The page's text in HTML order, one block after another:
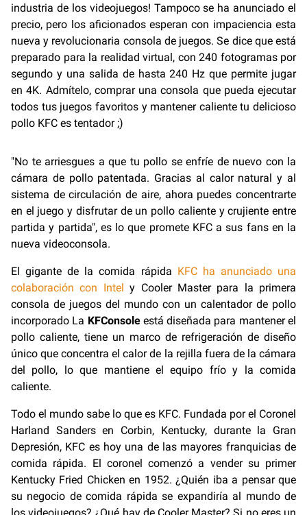
industria de los videojuegos! Tampoco se ha anunciado el
precio, pero los aficionados esperan con impaciencia esta
nueva y revolucionaria consola de juegos. Se dice que está
preparado para la realidad virtual, con 240 fotogramas por
segundo y una salida de hasta 240 Hz que permite jugar
en 4K. Admítelo, comprar una consola que pueda ejecutar
todos tus juegos favoritos y mantener caliente tu delicioso
pollo KFC es tentador ;)
"No te arriesgues a que tu pollo se enfríe de nuevo con la
cámara de pollo patentada. Gracias al calor natural y al
sistema de circulación de aire, ahora puedes concentrarte
en el juego y disfrutar de un pollo caliente y crujiente entre
partida y partida", es lo que promete KFC a sus fans en la
nueva videoconsola.
El gigante de la comida rápida KFC ha anunciado una
colaboración con Intel y Cooler Master para la primera
consola de juegos del mundo con un calentador de pollo
incorporado La KFConsoleestá diseñada para mantener el
pollo caliente, tiene un marco de refrigeración de diseño
único que concentra el calor de la rejilla fuera de la cámara
del pollo, lo que mantiene el equipo frío y la comida
caliente.
Todo el mundo sabe lo que es KFC. Fundada por el Coronel
Harland Sanders en Corbin, Kentucky, durante la Gran
Depresión, KFC es hoy una de las mayores franquicias de
comida rápida. El coronel comenzó a vender su primer
Kentucky Fried Chicken en 1952. ¿Quién iba a pensar que
su negocio de comida rápida se expandiría al mundo de
los videojuegos? ¿Qué hay de Cooler Master? Si no eres un